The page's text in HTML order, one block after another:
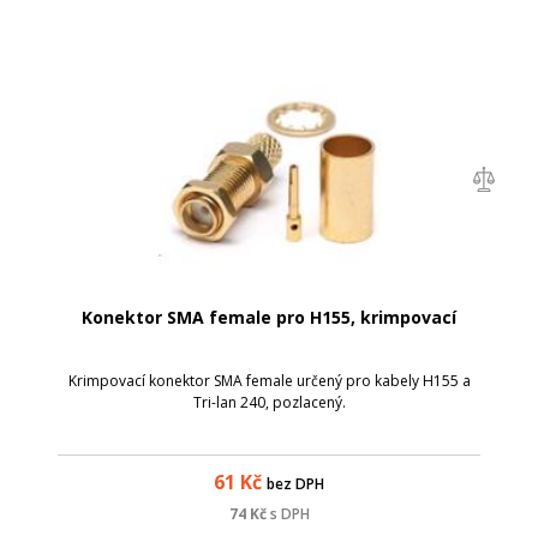
Konektor SMA female pro H155, krimpovací
Krimpovací konektor SMA female určený pro kabely H155 a
Tri-lan 240, pozlacený.
61 Kč bez DPH
74Kč s DPH